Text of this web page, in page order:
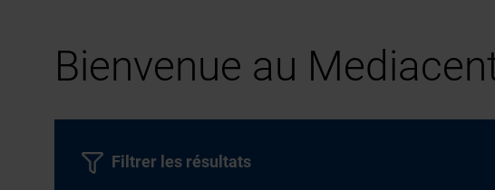
Bienvenue au
Filtrer les résultats